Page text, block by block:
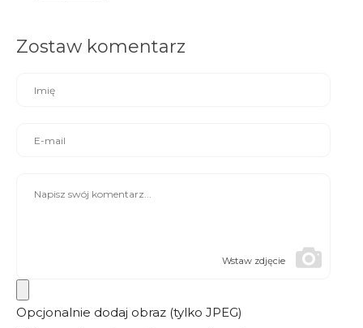
Zostaw komentarz
Wstaw zdjęcie
Opcjonalnie dodaj obraz (tylko JPEG)